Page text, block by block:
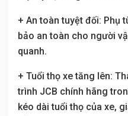
+ An toàn tuyệt đối: Phụ
bảo an toàn cho người
quanh.
+ Tuổi thọ xe tăng lên:
trình JCB chính hãng
kéo dài tuổi thọ của xe,